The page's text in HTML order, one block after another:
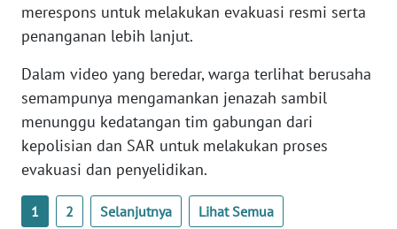
merespons untuk melakukan evakuasi resmi serta
penanganan lebih lanjut.
Dalam video yang beredar, warga terlihat berusaha
semampunya mengamankan jenazah sambil
menunggu kedatangan tim gabungan dari
kepolisian dan SAR untuk melakukan proses
evakuasi dan penyelidikan.
1 2 Selanjutnya Lihat Semua
WN
BABEL
WN
SUMBAR
WN
SUMSEL
WN